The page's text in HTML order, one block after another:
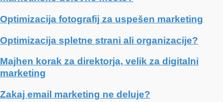
Optimizacija fotografij za uspešen marketing
Optimizacija spletne strani ali organizacije?
Majhen korak za direktorja, velik za digitalni
marketing
Zakaj email marketing ne deluje?